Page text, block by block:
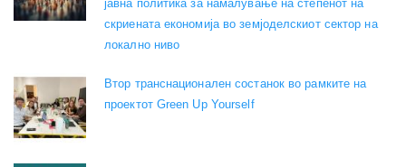
јавна политика за намалување на степенот на
скриената економија во земјоделскиот сектор на
локално ниво
Втор транснационален состанок во рамките на
проектот Green Up Yourself